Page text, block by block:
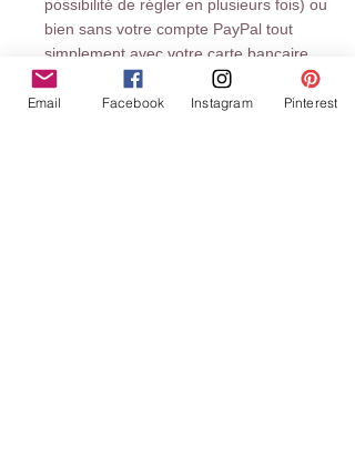
possibilité de régler en plusieurs fois) ou
bien sans votre compte PayPal tout
simplement avec votre carte bancaire.
Email Facebook Instagram Pinterest